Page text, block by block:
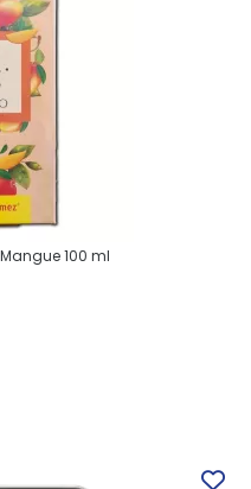
100 ml